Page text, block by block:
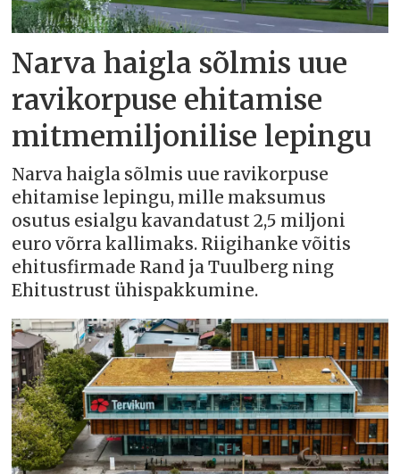
Narva haigla sõlmis uue
ravikorpuse ehitamise
mitmemiljonilise lepingu
Narva haigla sõlmis uue ravikorpuse
ehitamise lepingu, mille maksumus
osutus esialgu kavandatust 2,5 miljoni
euro võrra kallimaks. Riigihanke võitis
ehitusfirmade Rand ja Tuulberg ning
Ehitustrust ühispakkumine.